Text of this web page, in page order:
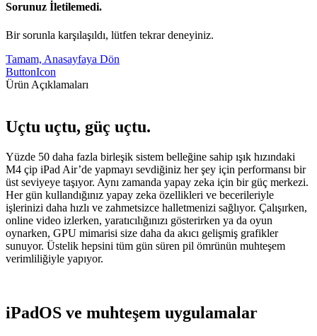
Sorunuz İletilemedi.
Bir sorunla karşılaşıldı, lütfen tekrar deneyiniz.
Tamam, Anasayfaya Dön
ButtonIcon
Ürün Açıklamaları
Uçtu uçtu, güç uçtu.
Yüzde 50 daha fazla birleşik sistem belleğine sahip ışık hızındaki
M4 çip iPad Air’de yapmayı sevdiğiniz her şey için performansı bir
üst seviyeye taşıyor. Aynı zamanda yapay zeka için bir güç merkezi.
Her gün kullandığınız yapay zeka özellikleri ve becerileriyle
işlerinizi daha hızlı ve zahmetsizce halletmenizi sağlıyor. Çalışırken,
online video izlerken, yaratıcılığınızı gösterirken ya da oyun
oynarken, GPU mimarisi size daha da akıcı gelişmiş grafikler
sunuyor. Üstelik hepsini tüm gün süren pil ömrünün muhteşem
verimliliğiyle yapıyor.
iPadOS ve muhteşem uygulamalar